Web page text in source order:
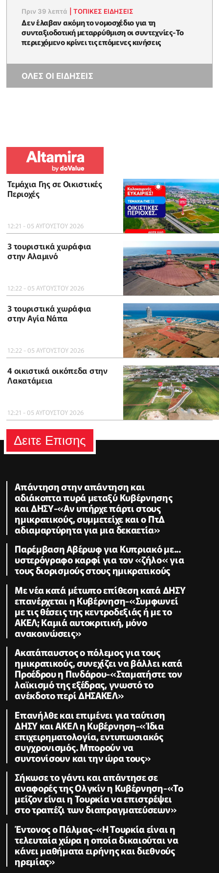
Πριν 39 λεπτά |ΤΟΠΙΚΕΣ ΕΙΔΗΣΕΙΣ
Δεν έλαβαν ακόμη το νομοσχέδιο για τη
συνταξιοδοτική μεταρρύθμιση οι συντεχνίες-Το
περιεχόμενο κρίνει τις επόμενες κινήσεις
ΟΛΕΣ ΟΙ ΕΙΔΗΣΕΙΣ
Τεμάχια Γης σε Οικιστικές
Περιοχές
12:21 - 05 ΑΥΓΟΥΣΤΟΥ 2026
3 τουριστικά χωράφια
στην Αλαμινό
12:22 - 05 ΑΥΓΟΥΣΤΟΥ 2026
3 τουριστικά χωράφια
στην Αγία Νάπα
12:22 - 05 ΑΥΓΟΥΣΤΟΥ 2026
4 οικιστικά οικόπεδα στην
Λακατάμεια
12:21 - 05 ΑΥΓΟΥΣΤΟΥ 2026
Δειτε Επισης
Απάντηση στην απάντηση και
αδιάκοπτα πυρά μεταξύ Κυβέρνησης
και ΔΗΣΥ-«Αν υπήρχε πάρτι στους
ημικρατικούς, συμμετείχε και ο ΠτΔ
αδιαμαρτύρητα για μια δεκαετία»
Παρέμβαση Αβέρωφ για Κυπριακό με...
υστερόγραφο καρφί για τον «ζήλο« για
τους διορισμούς στους ημικρατικούς
Με νέα κατά μέτωπο επίθεση κατά ΔΗΣΥ
επανέρχεται η Κυβέρνηση-«Συμφωνεί
με τις θέσεις της κεντροδεξιάς ή με το
ΑΚΕΛ; Kαμιά αυτοκριτική, μόνο
ανακοινώσεις»
Ακατάπαυστος ο πόλεμος για τους
ημικρατικούς, συνεχίζει να βάλλει κατά
Προέδρου η Πινδάρου-«Σταματήστε τον
λαϊκισμό της εξέδρας, γνωστό το
ανέκδοτο περί ΔΗΣΑΚΕΛ»
Επανήλθε και επιμένει για ταύτιση
ΔΗΣΥ και ΑΚΕΛ η Κυβέρνηση-«Ίδια
επιχειρηματολογία, εντυπωσιακός
συγχρονισμός. Μπορούν να
συντονίσουν και την ώρα τους»
Σήκωσε το γάντι και απάντησε σε
αναφορές της Ολγκίν η Κυβέρνηση-«Το
μείζον είναι η Τουρκία να επιστρέψει
στο τραπέζι των διαπραγματεύσεων»
Έντονος ο Πάλμας-«Η Τουρκία είναι η
τελευταία χώρα η οποία δικαιούται να
κάνει μαθήματα ειρήνης και διεθνούς
ηρεμίας»